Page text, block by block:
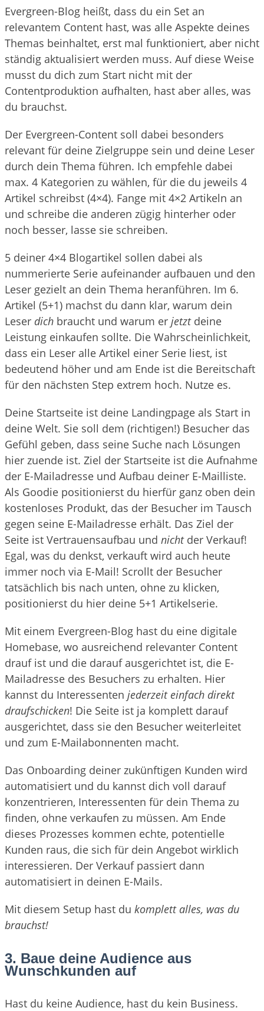
Evergreen-Blog heißt, dass du ein Set an
relevantem Content hast, was alle Aspekte deines
Themas beinhaltet, erst mal funktioniert, aber nicht
ständig aktualisiert werden muss. Auf diese Weise
musst du dich zum Start nicht mit der
Contentproduktion aufhalten, hast aber alles, was
du brauchst.
Der Evergreen-Content soll dabei besonders
relevant für deine Zielgruppe sein und deine Leser
durch dein Thema führen. Ich empfehle dabei
max. 4 Kategorien zu wählen, für die du jeweils 4
Artikel schreibst (4×4). Fange mit 4×2 Artikeln an
und schreibe die anderen zügig hinterher oder
noch besser, lasse sie schreiben.
5 deiner 4×4 Blogartikel sollen dabei als
nummerierte Serie aufeinander aufbauen und den
Leser gezielt an dein Thema heranführen. Im 6.
Artikel (5+1) machst du dann klar, warum dein
Leser dich braucht und warum er jetztdeine
Leistung einkaufen sollte. Die Wahrscheinlichkeit,
dass ein Leser alle Artikel einer Serie liest, ist
bedeutend höher und am Ende ist die Bereitschaft
für den nächsten Step extrem hoch. Nutze es.
Deine Startseite ist deine Landingpage als Start in
deine Welt. Sie soll dem (richtigen!) Besucher das
Gefühl geben, dass seine Suche nach Lösungen
hier zuende ist. Ziel der Startseite ist die Aufnahme
der E-Mailadresse und Aufbau deiner E-Mailliste.
Als Goodie positionierst du hierfür ganz oben dein
kostenloses Produkt, das der Besucher im Tausch
gegen seine E-Mailadresse erhält. Das Ziel der
Seite ist Vertrauensaufbau und nichtder Verkauf!
Egal, was du denkst, verkauft wird auch heute
immer noch via E-Mail! Scrollt der Besucher
tatsächlich bis nach unten, ohne zu klicken,
positionierst du hier deine 5+1 Artikelserie.
Mit einem Evergreen-Blog hast du eine digitale
Homebase, wo ausreichend relevanter Content
drauf ist und die darauf ausgerichtet ist, die E-
Mailadresse des Besuchers zu erhalten. Hier
kannst du Interessenten jederzeit einfach direkt
draufschicken! Die Seite ist ja komplett darauf
ausgerichtet, dass sie den Besucher weiterleitet
und zum E-Mailabonnenten macht.
Das Onboarding deiner zukünftigen Kunden wird
automatisiert und du kannst dich voll darauf
konzentrieren, Interessenten für dein Thema zu
finden, ohne verkaufen zu müssen. Am Ende
dieses Prozesses kommen echte, potentielle
Kunden raus, die sich für dein Angebot wirklich
interessieren. Der Verkauf passiert dann
automatisiert in deinen E-Mails.
Mit diesem Setup hast du komplett alles, was du
brauchst!
3. Baue deine Audience aus
Wunschkunden auf
Hast du keine Audience, hast du kein Business.